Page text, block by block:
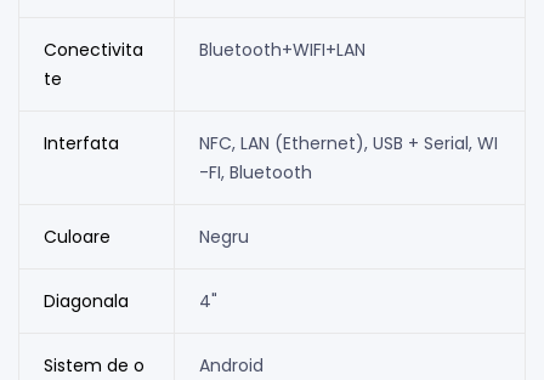
Conectivita
te
Bluetooth+WIFI+LAN
Interfata
NFC, LAN (Ethernet), USB + Serial, WI
-FI, Bluetooth
Culoare Negru
Diagonala 4"
Sistem de o
Android